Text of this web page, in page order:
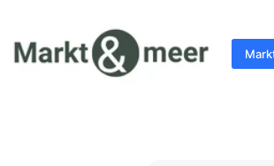
inhoud